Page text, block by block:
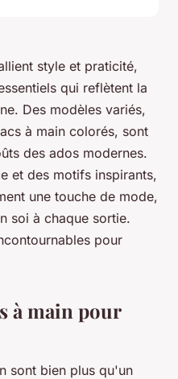
style et praticité,
qui reflètent la
Des modèles variés,
à main colorés, sont
des ados modernes.
et des motifs inspirants,
une touche de mode,
soi à chaque sortie.
pour
à main pour
sont bien plus qu'un